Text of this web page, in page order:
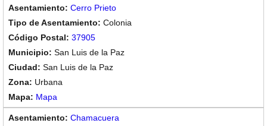
Cerro Prieto
Colonia
37905
San Luis de la Paz
San Luis de la Paz
Urbana
Mapa
Chamacuera